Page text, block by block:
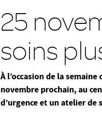
25
soins
À l’occasion de la
novembre prochain, au
d’urgence et un atelier